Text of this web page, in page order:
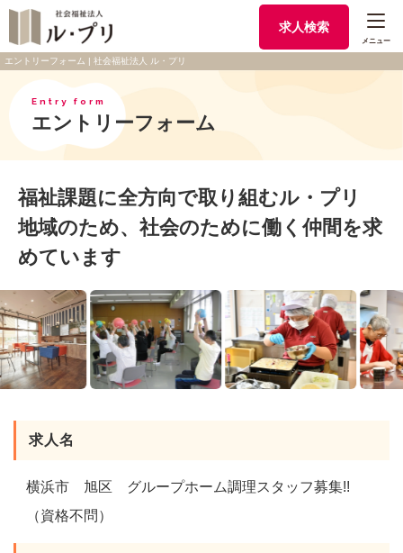
求人検索
メニュー
エントリーフォーム | 社会福祉法人 ル・プリ
Entry form
エントリーフォーム
福祉課題に全方向で取り組むル・プリ
地域のため、社会のために働く仲間を求
めています
求人名
横浜市 旭区 グループホーム調理スタッフ募集!!
（資格不問）